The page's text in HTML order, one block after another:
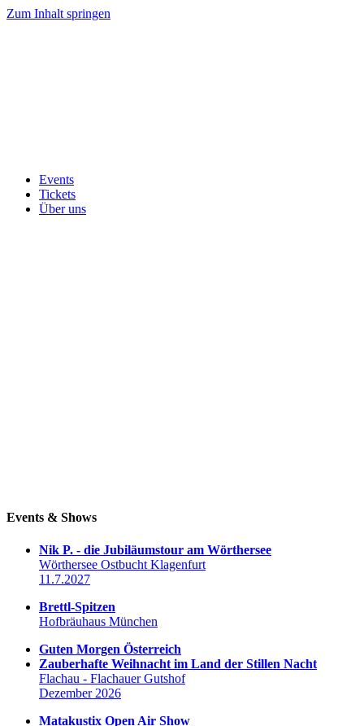
Zum Inhalt springen
Events
Tickets
Über uns
Events & Shows
Nik P. - die Jubiläumstour am Wörthersee
Wörthersee Ostbucht Klagenfurt
11.7.2027
Brettl-Spitzen
Hofbräuhaus München
Guten Morgen Österreich
Zauberhafte Weihnacht im Land der Stillen Nacht
Flachau - Flachauer Gutshof
Dezember 2026
Matakustix Open Air Show